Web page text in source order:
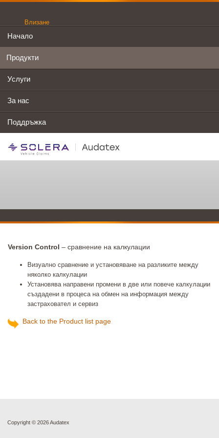
Влизане
Начало
Продукти
Услуги
За нас
Поддръжка
Version Control – сравнение на калкулации
Визуално сравнение и установяване на разликите между
няколко калкулации
Установява направени промени в две или повече калкулации
създадени в процеса на обмен на информация между
застраховател и сервиз
Back to the Product list page
Copyright © 2026 Audatex